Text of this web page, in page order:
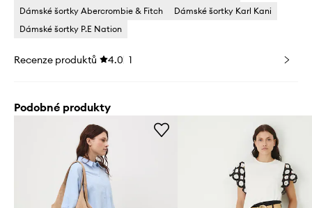
Dámské šortky Abercrombie & Fitch
Dámské šortky Karl Kani
Dámské šortky P.E Nation
Recenze produktů 4.0 1
Podobné produkty